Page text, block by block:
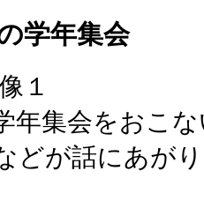
学年集会
集会をおこ
どが話にあが